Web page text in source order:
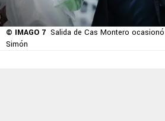
© IMAGO 7 Salida de Cas Montero
Simón